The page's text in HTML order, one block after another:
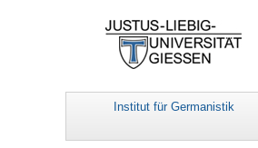
Institut für Germanistik